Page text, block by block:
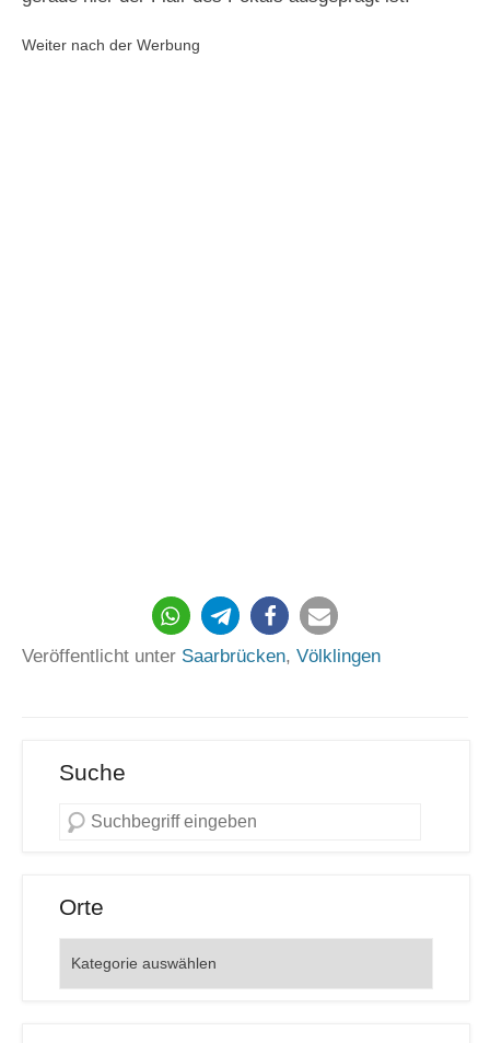
Weiter nach der Werbung
1409
Veröffentlicht unter Saarbrücken, Völklingen
Suche
Orte